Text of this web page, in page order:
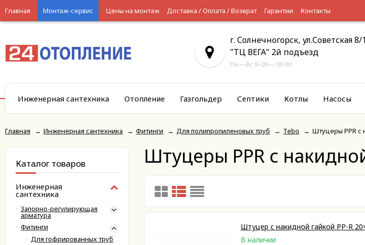
Главная Монтаж-сервис Цены на монтаж Доставка / Оплата / Возврат Гарантии Контакты
г. Солнечногорск, ул.Советская 8/1
"ТЦ ВЕГА" 2й подъезд
Пн—Вс 9-00—18-00
Инженерная сантехника Отопление Газгольдер Септики Котлы Насосы
Главная → Инженерная сантехника → Фитинги → Для полипропиленовых труб → Tebo → Штуцеры PPR с
Каталог товаров
Инженерная
сантехника
Запорно-регулирующая
арматура
Фитинги
Для гофрированных труб
Штуцеры PPR с
Штуцер c накидной гайкой PP-R
В наличии